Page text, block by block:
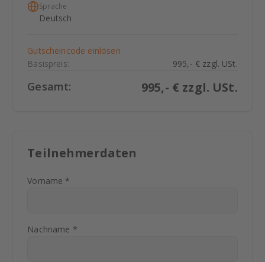
Sprache
Deutsch
Gutscheincode einlösen
Basispreis:
995,- € zzgl. USt.
Gesamt: 995,- € zzgl. USt.
Teilnehmerdaten
Vorname *
Nachname *